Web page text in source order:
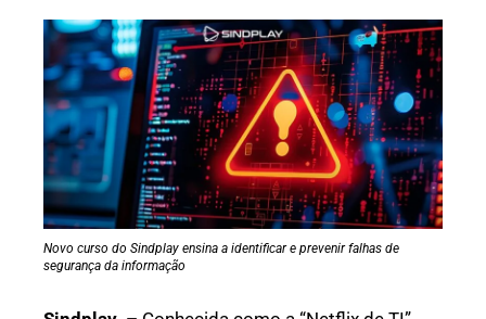
Novo curso do Sindplay ensina a identificar e prevenir falhas de
segurança da informação